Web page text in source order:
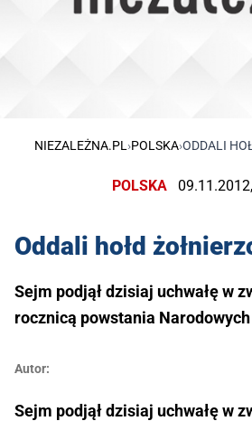
NIEZALEŻNA.PL ›POLSKA›ODDALI
POLSKA
Oddali hołd
Sejm podjął dzisiaj uchwałę w
rocznicą powstania
Autor:
Sejm podjął dzisiaj uchwałę w